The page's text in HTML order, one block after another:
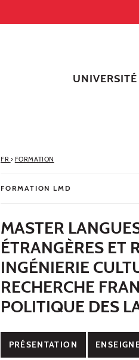
UNIVERSITÉ
FR › FORMATION
FORMATION LMD
MASTER
ÉTRANGÈRES ET
INGÉNIERIE
RECHERCHE
POLITIQUE DES
PRÉSENTATION